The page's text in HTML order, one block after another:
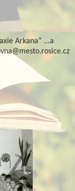
Arkana“ ...a